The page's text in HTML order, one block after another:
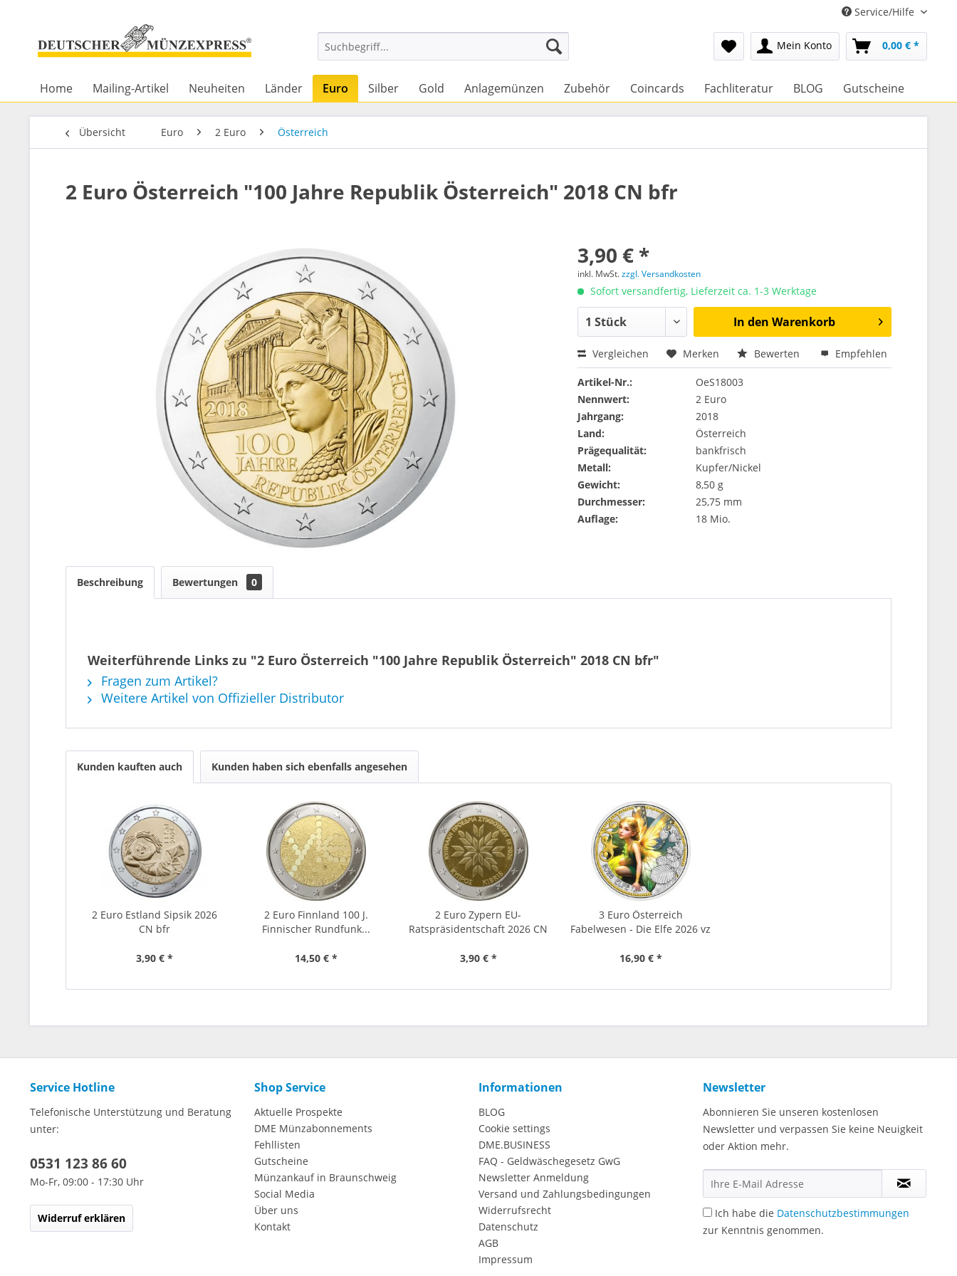
Service/Hilfe
Mein Konto 0,00 € *
Home Mailing-Artikel Neuheiten Länder Euro Silber Gold Anlagemünzen Zubehör Coincards Fachliteratur BLOG Gutscheine
Übersicht Euro 2 Euro Österreich
2 Euro Österreich "100 Jahre Republik Österreich" 2018 CN bfr
3,90 € *
inkl. MwSt.zzgl. Versandkosten
Sofort versandfertig, Lieferzeit ca. 1-3 Werktage
In den Warenkorb
Vergleichen Merken Bewerten Empfehlen
Artikel-Nr.:
OeS18003
Nennwert:
2 Euro
Jahrgang:
2018
Land:
Österreich
Prägequalität:
bankfrisch
Metall:
Kupfer/Nickel
Gewicht:
8,50 g
Durchmesser:
25,75 mm
Auflage:
18 Mio.
Beschreibung Bewertungen 0
Weiterführende Links zu "2 Euro Österreich "100 Jahre Republik Österreich" 2018 CN bfr"
Fragen zum Artikel?
Weitere Artikel von Offizieller Distributor
Kunden kauften auch Kunden haben sich ebenfalls angesehen
2 Euro Estland Sipsik 2026
CN bfr
3,90 € *
2 Euro Finnland 100 J.
Finnischer Rundfunk...
14,50 € *
2 Euro Zypern EU-
Ratspräsidentschaft 2026 CN
3,90 € *
3 Euro Österreich
Fabelwesen - Die Elfe 2026 vz
16,90 € *
Service Hotline
Telefonische Unterstützung und Beratung
unter:
0531 123 86 60
Mo-Fr, 09:00 - 17:30 Uhr
Widerruf erklären
Shop Service
Aktuelle Prospekte
DME Münzabonnements
Fehllisten
Gutscheine
Münzankauf in Braunschweig
Social Media
Über uns
Kontakt
Informationen
BLOG
Cookie settings
DME.BUSINESS
FAQ - Geldwäschegesetz GwG
Newsletter Anmeldung
Versand und Zahlungsbedingungen
Widerrufsrecht
Datenschutz
AGB
Impressum
Newsletter
Abonnieren Sie unseren kostenlosen
Newsletter und verpassen Sie keine Neuigkeit
oder Aktion mehr.
Ich habe die Datenschutzbestimmungen
zur Kenntnis genommen.